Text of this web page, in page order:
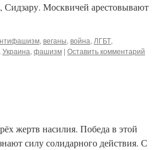
Сидзару. Москвичей арестовывают
, веганы, война, ЛГБТ,
Украина, фашизм | Оставить комментарий
жертв насилия. Победа в этой
силу солидарного действия. С